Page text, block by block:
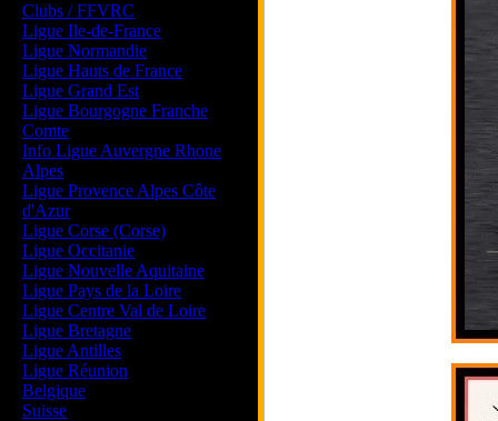
Clubs / FFVRC
Ligue Ile-de-France
Ligue Normandie
Ligue Hauts de France
Ligue Grand Est
Ligue Bourgogne Franche
Comte
Info Ligue Auvergne Rhone
Alpes
Ligue Provence Alpes Côte
d'Azur
Ligue Corse (Corse)
Ligue Occitanie
Ligue Nouvelle Aquitaine
Ligue Pays de la Loire
Ligue Centre Val de Loire
Ligue Bretagne
Ligue Antilles
Ligue Réunion
Belgique
Suisse